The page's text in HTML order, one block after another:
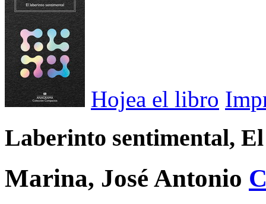
Hojea el libro
Laberinto sentimental, El
Marina, José Antonio